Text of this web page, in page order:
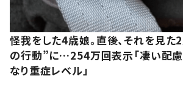
怪我をした4歳娘。直後、それを見
の行動”に…254万回表示「凄い配慮
なり重症レベル」